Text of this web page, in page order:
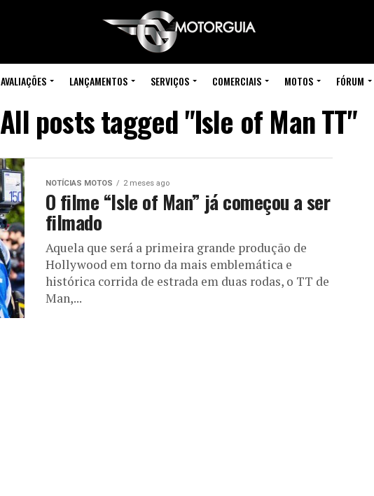
AVALIAÇÕES LANÇAMENTOS SERVIÇOS COMERCIAIS MOTOS FÓRUM
All posts tagged "Isle of Man TT"
NOTÍCIAS MOTOS 2 meses ago
O filme “Isle of Man” já começou a ser
filmado
Aquela que será a primeira grande produção de
Hollywood em torno da mais emblemática e
histórica corrida de estrada em duas rodas, o TT de
Man,...